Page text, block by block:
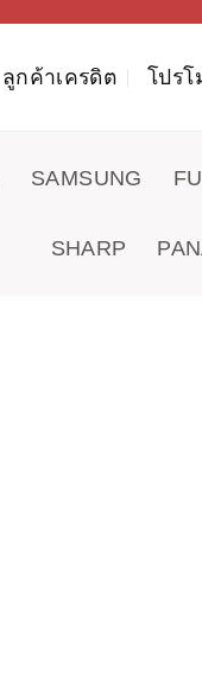
ลูกค้าเครดิต โปร
SAMSUNG
SHARP